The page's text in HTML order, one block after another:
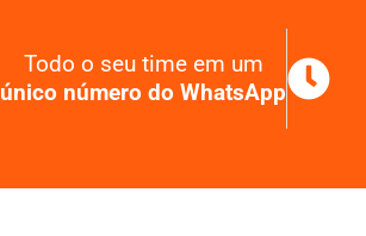
Todo o seu time em um
único número do WhatsApp